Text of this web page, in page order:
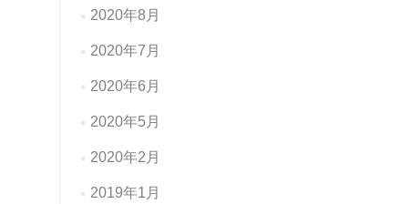
2020年8月
2020年7月
2020年6月
2020年5月
2020年2月
2019年1月